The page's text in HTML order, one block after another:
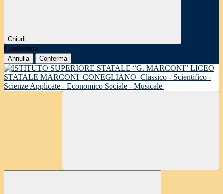
Chiudi
Conferma
Annulla Conferma
LICEO
STATALE MARCONI CONEGLIANO Classico - Scientifico -
Scienze Applicate - Economico Sociale - Musicale